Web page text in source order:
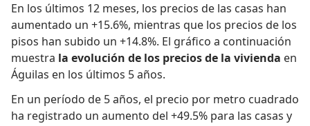
En los últimos 12 meses, los precios de las casas han
aumentado un +15.6%, mientras que los precios de los
pisos han subido un +14.8%. El gráfico a continuación
muestra la evolución de los precios de la vivienda en
Águilas en los últimos 5 años.
En un período de 5 años, el precio por metro cuadrado
ha registrado un aumento del +49.5% para las casas y